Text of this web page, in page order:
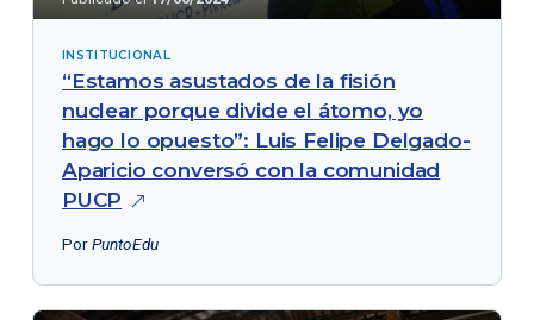
INSTITUCIONAL
“Estamos asustados de la fisión
nuclear porque divide el átomo, yo
hago lo opuesto”: Luis Felipe Delgado-
Aparicio conversó con la comunidad
PUCP
PorPuntoEdu